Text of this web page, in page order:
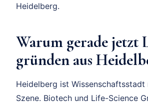
Heidelberg.
Warum gerade jetzt
gründen aus
Heidelberg ist
Szene. Biotech und Life-Science